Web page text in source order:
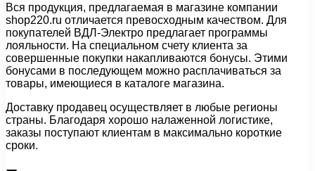
Вся продукция, предлагаемая в магазине компании
shop220.ru отличается превосходным качеством. Для
покупателей ВДЛ-Электро предлагает программы
лояльности. На специальном счету клиента за
совершенные покупки накапливаются бонусы. Этими
бонусами в последующем можно расплачиваться за
товары, имеющиеся в каталоге магазина.
Доставку продавец осуществляет в любые регионы
страны. Благодаря хорошо налаженной логистике,
заказы поступают клиентам в максимально короткие
сроки.